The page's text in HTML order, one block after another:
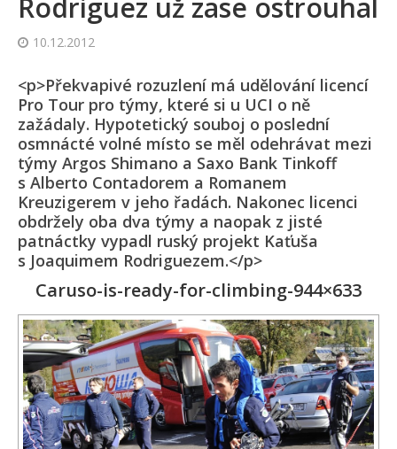
Rodriguez už zase ostrouhal
10.12.2012
<p>Překvapivé rozuzlení má udělování licencí
Pro Tour pro týmy, které si u UCI o ně
zažádaly. Hypotetický souboj o poslední
osmnácté volné místo se měl odehrávat mezi
týmy Argos Shimano a Saxo Bank Tinkoff
s Alberto Contadorem a Romanem
Kreuzigerem v jeho řadách. Nakonec licenci
obdržely oba dva týmy a naopak z jisté
patnáctky vypadl ruský projekt Kaťuša
s Joaquimem Rodriguezem.</p>
Caruso-is-ready-for-climbing-944×633